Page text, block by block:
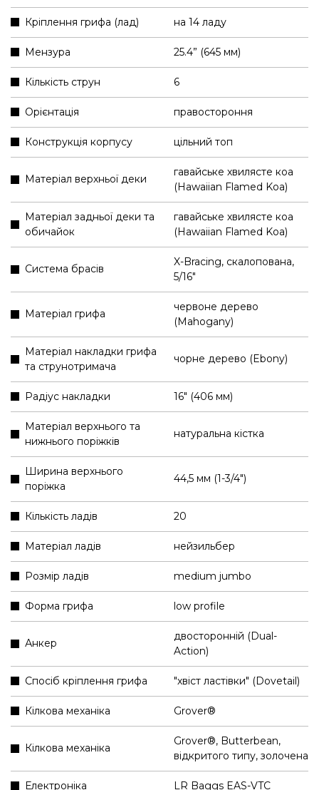
Кріплення грифа (лад) на 14 ладу
Мензура 25.4” (645 мм)
Кількість струн 6
Орієнтація правостороння
Конструкція корпусу цільний топ
Матеріал верхньої деки
гавайське хвилясте коа
(Hawaiian Flamed Koa)
Матеріал задньої деки та
обичайок
гавайське хвилясте коа
(Hawaiian Flamed Koa)
Система брасів
X-Bracing, скалопована,
5/16"
Матеріал грифа
червоне дерево
(Mahogany)
Матеріал накладки грифа
та струнотримача
чорне дерево (Ebony)
Радіус накладки 16" (406 мм)
Матеріал верхнього та
нижнього поріжків
натуральна кістка
Ширина верхнього
поріжка
44,5 мм (1-3/4″)
Кількість ладів 20
Матеріал ладів нейзильбер
Розмір ладів medium jumbo
Форма грифа low profile
Анкер
двосторонній (Dual-
Action)
Спосіб кріплення грифа "хвіст ластівки" (Dovetail)
Кілкова механіка Grover®
Кілкова механіка
Grover®, Butterbean,
відкритого типу, золочена
Електроніка LR Baggs EAS-VTC